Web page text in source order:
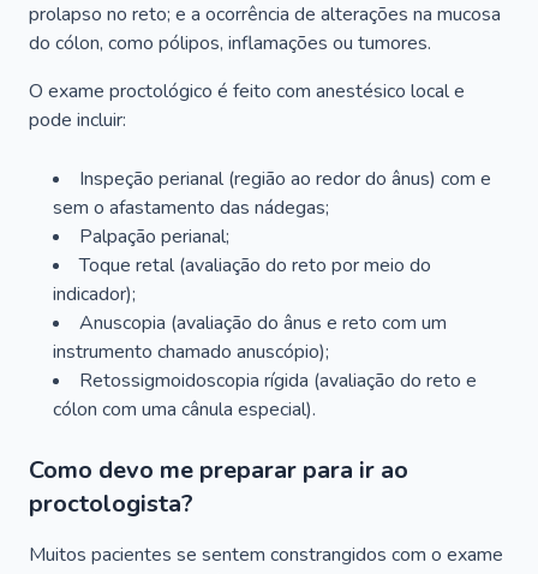
prolapso no reto; e a ocorrência de alterações na mucosa
do cólon, como pólipos, inflamações ou tumores.
O exame proctológico é feito com anestésico local e
pode incluir:
Inspeção perianal (região ao redor do ânus) com e
sem o afastamento das nádegas;
Palpação perianal;
Toque retal (avaliação do reto por meio do
indicador);
Anuscopia (avaliação do ânus e reto com um
instrumento chamado anuscópio);
Retossigmoidoscopia rígida (avaliação do reto e
cólon com uma cânula especial).
Como devo me preparar para ir ao
proctologista?
Muitos pacientes se sentem constrangidos com o exame